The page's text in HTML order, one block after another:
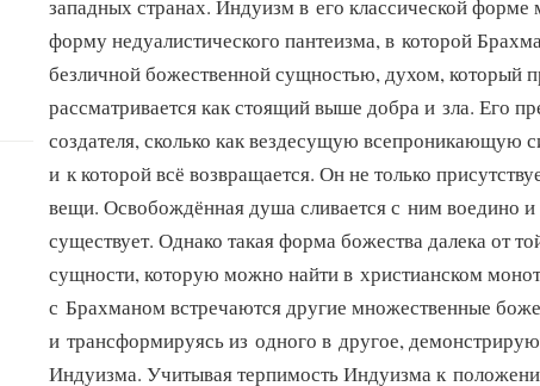
западных странах. Индуизм в его классической форме
форму недуалистического пантеизма, в которой
безличной божественной сущностью, духом, который
рассматривается как стоящий выше добра и зла. Его
создателя, сколько как вездесущую всепроникающую
и к которой всё возвращается. Он не только
вещи. Освобождённая душа сливается с ним воедино и
существует. Однако такая форма божества далека от
сущности, которую можно найти в христианском
с Брахманом встречаются другие множественные
и трансформируясь из одного в другое,
Индуизма. Учитывая терпимость Индуизма к